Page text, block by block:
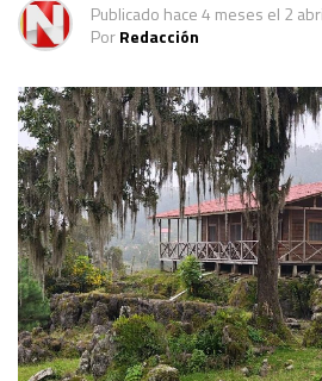
Publicado hace 4 meses el 2
PorRedacción